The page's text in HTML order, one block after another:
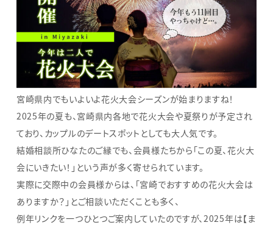
宮崎県内でもいよいよ花火大会シーズンが始まりますね！
2025年の夏も、宮崎県内各地で花火大会や夏祭りが予定され
ており、カップルのデートスポットとしても大人気です。
結婚相談所ひなたのご縁でも、会員様たちから「この夏、花火大
会にいきたい！」という声が多く寄せられています。
実際に交際中の会員様からは、「宮崎でおすすめの花火大会は
ありますか？」とご相談いただくことも多く、
例年リンクを一つひとつご案内していたのですが、2025年は【ま